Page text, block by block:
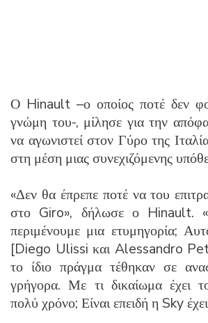
Ο Hinault –ο οποίος ποτέ δεν
γνώμη του-, μίλησε για την
να αγωνιστεί στον Γύρο της
στη μέση μιας συνεχιζόμενης
«Δεν θα έπρεπε ποτέ να του
στο Giro», δήλωσε ο Hinault.
περιμένουμε μια ετυμηγορία;
[Diego Ulissi και Alessandro
το ίδιο πράγμα τέθηκαν σε
γρήγορα. Με τι δικαίωμα έχει
πολύ χρόνο; Είναι επειδή η Sky